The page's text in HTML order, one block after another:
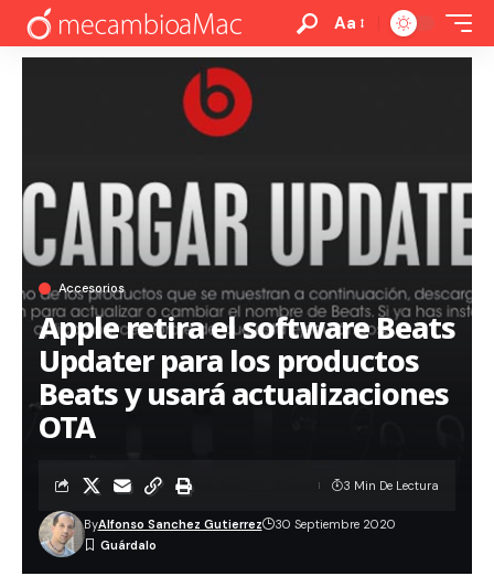
Aa
Accesorios
Apple retira el software Beats
Updater para los productos
Beats y usará actualizaciones
OTA
ByAlfonso Sanchez Gutierrez 30 Septiembre 2020
3 Min De Lectura